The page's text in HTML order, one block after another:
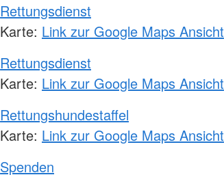
Rettungsdienst
Karte: Link zur Google Maps Ansicht
Rettungsdienst
Karte: Link zur Google Maps Ansicht
Rettungshundestaffel
Karte: Link zur Google Maps Ansicht
Spenden